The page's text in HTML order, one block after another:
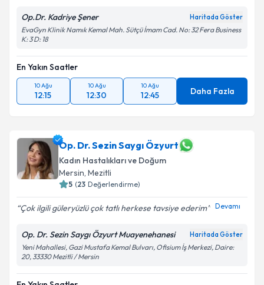
Op.Dr. Kadriye Şener Haritada Göster
EvaGyn Klinik Namık Kemal Mah. Sütçü İmam Cad. No: 32 Fera Business
K: 3 D: 18
En Yakın Saatler
10 Ağu
12:15
10 Ağu
12:30
10 Ağu
12:45 Daha Fazla
Op. Dr. Sezin Saygı Özyurt
Kadın Hastalıkları ve Doğum
Mersin, Mezitli
5 (23 Değerlendirme)
Çok ilgili güleryüzlü çok tatlı herkese tavsiye ederim Devamı
Op. Dr. Sezin Saygı Özyurt Muayenehanesi Haritada Göster
Yeni Mahallesi, Gazi Mustafa Kemal Bulvarı, Ofisium İş Merkezi, Daire:
20, 33330 Mezitli / Mersin